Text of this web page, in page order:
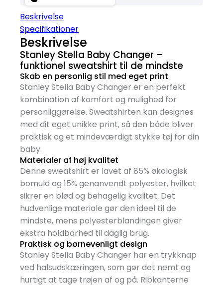
Beskrivelse
Specifikationer
Beskrivelse
Stanley Stella Baby Changer –
funktionel sweatshirt til de mindste
Skab en personlig stil med eget print
Stanley Stella Baby Changer er en perfekt
kombination af komfort og mulighed for
personliggørelse. Sweatshirten kan designes
med dit eget unikke print, så den både bliver
praktisk og et mindeværdigt stykke tøj for din
baby.
Materialer af høj kvalitet
Denne sweatshirt er lavet af 85% økologisk
bomuld og 15% genanvendt polyester, hvilket
sikrer en blød og behagelig kvalitet. Det
hudvenlige materiale gør den ideel til de
mindste, mens polyesterblandingen giver
ekstra holdbarhed til daglig brug.
Praktisk og børnevenligt design
Stanley Stella Baby Changer har en trykknap
ved halsudskæringen, som gør det nemt og
hurtigt at tage trøjen af og på. Ribkanterne